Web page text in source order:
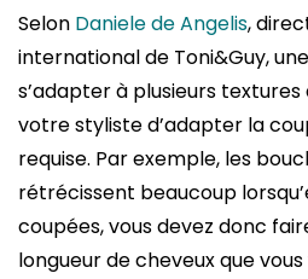
Selon Daniele de Angelis,
international de Toni&Guy,
s’adapter à plusieurs textures
votre styliste d’adapter la
requise. Par exemple, les
rétrécissent beaucoup
coupées, vous devez donc
longueur de cheveux que